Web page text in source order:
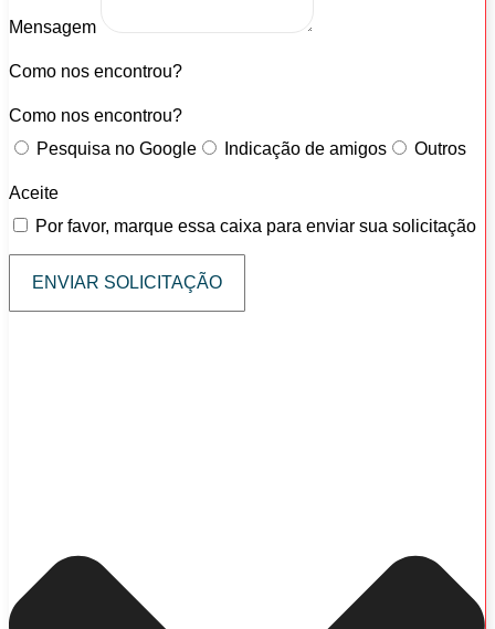
Mensagem
Como nos encontrou?
Como nos encontrou?
Pesquisa no Google
Indicação de amigos Outros
Aceite
Por favor, marque essa caixa para enviar sua solicitação
ENVIAR SOLICITAÇÃO